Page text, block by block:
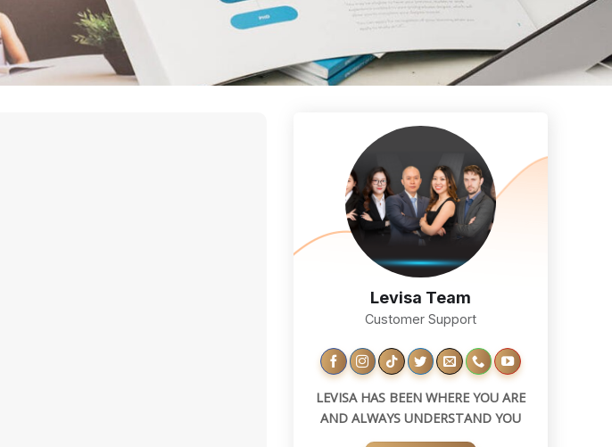
Levisa Team
Customer Support
LEVISA HAS BEEN WHERE YOU ARE
AND ALWAYS UNDERSTAND YOU